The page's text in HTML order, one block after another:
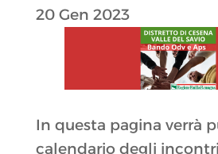
20 Gen 2023
In questa pagina verrà
calendario degli